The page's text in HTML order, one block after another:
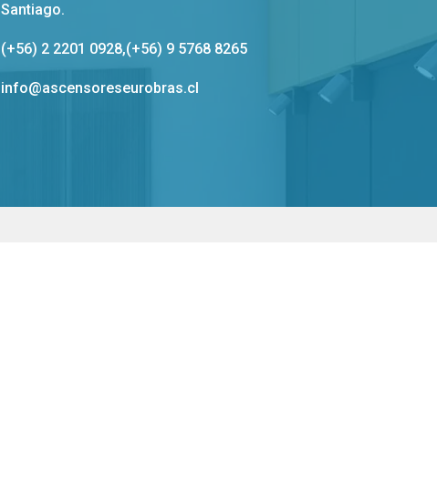
Santiago.
(+56) 2 2201 0928,(+56) 9 5768 8265
info@ascensoreseurobras.cl